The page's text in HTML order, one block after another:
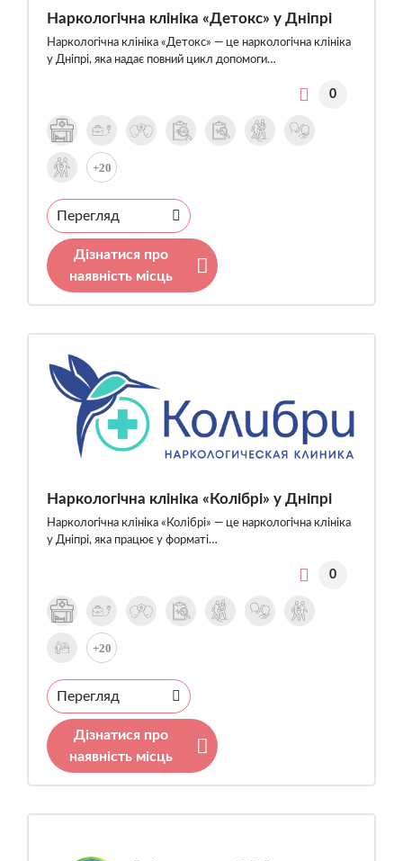
Наркологічна клініка «Детокс» у Дніпрі
Наркологічна клініка «Детокс» — це наркологічна клініка
у Дніпрі, яка надає повний цикл допомоги…
0
+20
Перегляд
Дізнатися про
наявність місць
Наркологічна клініка «Колібрі» у Дніпрі
Наркологічна клініка «Колібрі» — це наркологічна клініка
у Дніпрі, яка працює у форматі…
0
+20
Перегляд
Дізнатися про
наявність місць